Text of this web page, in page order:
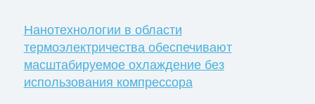
Нанотехнологии в области
термоэлектричества обеспечивают
масштабируемое охлаждение без
использования компрессора